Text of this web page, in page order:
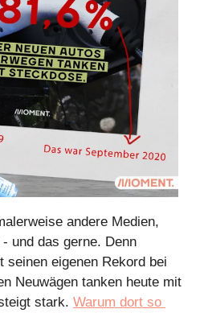
andere Medien,
und das gerne. Denn
seinen eigenen Rekord bei
Neuwägen tanken heute mit
stark. Warum dort so